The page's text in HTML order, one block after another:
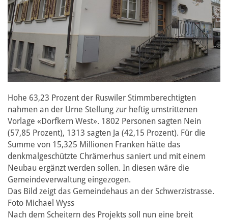
Hohe 63,23 Prozent der Ruswiler Stimmberechtigten
nahmen an der Urne Stellung zur heftig umstrittenen
Vorlage «Dorfkern West». 1802 Personen sagten Nein
(57,85 Prozent), 1313 sagten Ja (42,15 Prozent). Für die
Summe von 15,325 Millionen Franken hätte das
denkmalgeschützte Chrämerhus saniert und mit einem
Neubau ergänzt werden sollen. In diesen wäre die
Gemeindeverwaltung eingezogen.
Das Bild zeigt das Gemeindehaus an der Schwerzistrasse.
Foto Michael Wyss
Nach dem Scheitern des Projekts soll nun eine breit